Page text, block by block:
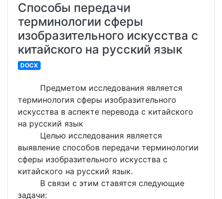
Способы передачи
терминологии сферы
изобразительного искусства с
китайского на русский язык
DOCX
Предметом исследования является
терминология сферы изобразительного
искусства в аспекте перевода с китайского
на русский язык
Целью исследования является
выявление способов передачи терминологии
сферы изобразительного искусства с
китайского на русский язык.
В связи с этим ставятся следующие
задачи: